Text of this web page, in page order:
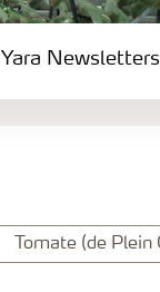
Yara Newsletters